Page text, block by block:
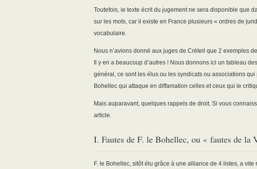
Toutefois, le texte écrit du jugement ne sera disponible que
sur les mots, car il existe en France plusieurs « ordres de
vocabulaire.
Nous n’avions donné aux juges de Créteil que 2 exemples
Il y en a beaucoup d’autres ! Nous donnons ici un tableau
général, ce sont les élus ou les syndicats ou associations qui
Bohellec qui attaque en diffamation celles et ceux qui le
Mais auparavant, quelques rappels de droit. Si vous
article.
I. Fautes de F. le Bohellec, ou « fautes de la
F. le Bohellec, sitôt élu grâce à une alliance de 4 listes, a